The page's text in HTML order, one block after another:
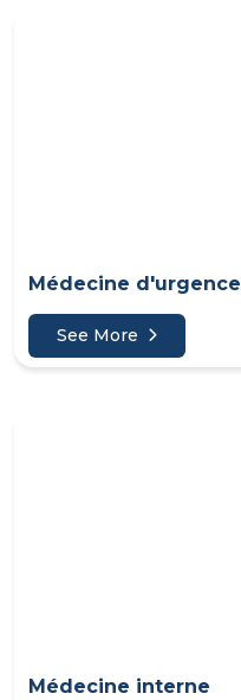
Médecine d'urgence
See More
Médecine interne